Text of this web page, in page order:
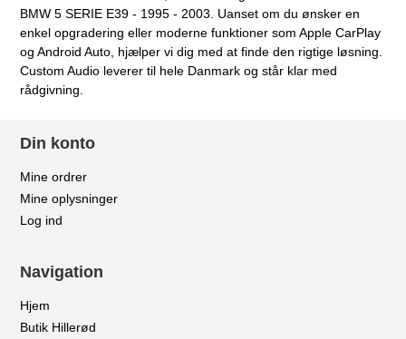
BMW 5 SERIE E39 - 1995 - 2003. Uanset om du ønsker en
enkel opgradering eller moderne funktioner som Apple CarPlay
og Android Auto, hjælper vi dig med at finde den rigtige løsning.
Custom Audio leverer til hele Danmark og står klar med
rådgivning.
Din konto
Mine ordrer
Mine oplysninger
Log ind
Navigation
Hjem
Butik Hillerød